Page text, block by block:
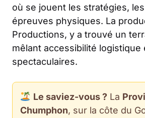
où se jouent les stratégies,
épreuves physiques. La
Productions, y a trouvé un
mêlant accessibilité logistique
spectaculaires.
Le saviez-vous ?La
Chumphon, sur la côte du